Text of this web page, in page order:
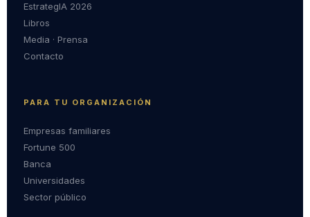
EstrategIA 2026
Libros
Media · Prensa
Contacto
PARA TU ORGANIZACIÓN
Empresas familiares
Fortune 500
Banca
Universidades
Sector público